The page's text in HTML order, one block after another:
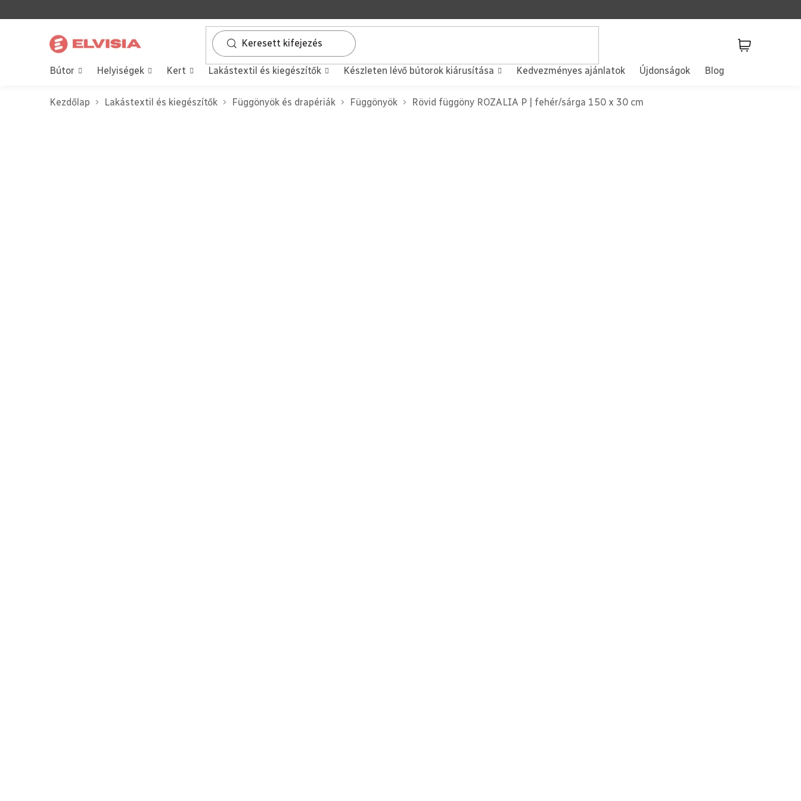
a
tartalomhoz
Bútor Helyiségek Kert Lakástextil és kiegészítők Készleten lévő bútorok kiárusítása Kedvezményes ajánlatok Újdonságok Blog
Kezdőlap Lakástextil és kiegészítők Függönyök és drapériák Függönyök Rövid függöny ROZALIA P | fehér/sárga 150 x 30 cm